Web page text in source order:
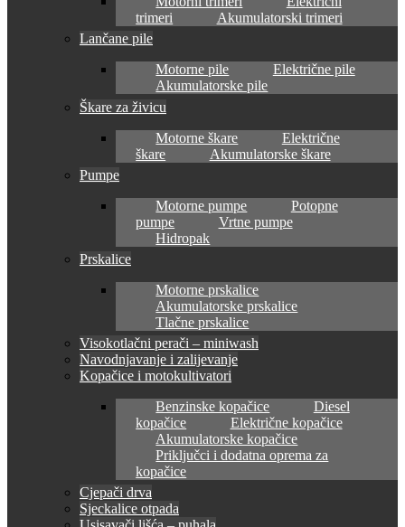
trimeri
Akumulatorski trimeri
Lančane pile
Motorne pile
Električne pile
Akumulatorske pile
Škare za živicu
Motorne škare
Električne
škare
Akumulatorske škare
Pumpe
Motorne pumpe
Potopne
pumpe
Vrtne pumpe
Hidropak
Prskalice
Motorne prskalice
Akumulatorske prskalice
Tlačne prskalice
Visokotlačni perači – miniwash
Navodnjavanje i zalijevanje
Kopačice i motokultivatori
Benzinske kopačice
Diesel
kopačice
Električne kopačice
Akumulatorske kopačice
Priključci i dodatna oprema za
kopačice
Cjepači drva
Sjeckalice otpada